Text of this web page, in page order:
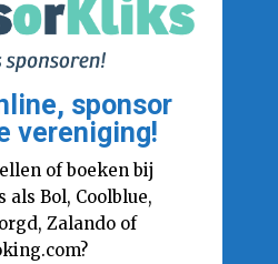
sponsor
vereniging!
of boeken bij
als Bol, Coolblue,
Zalando of